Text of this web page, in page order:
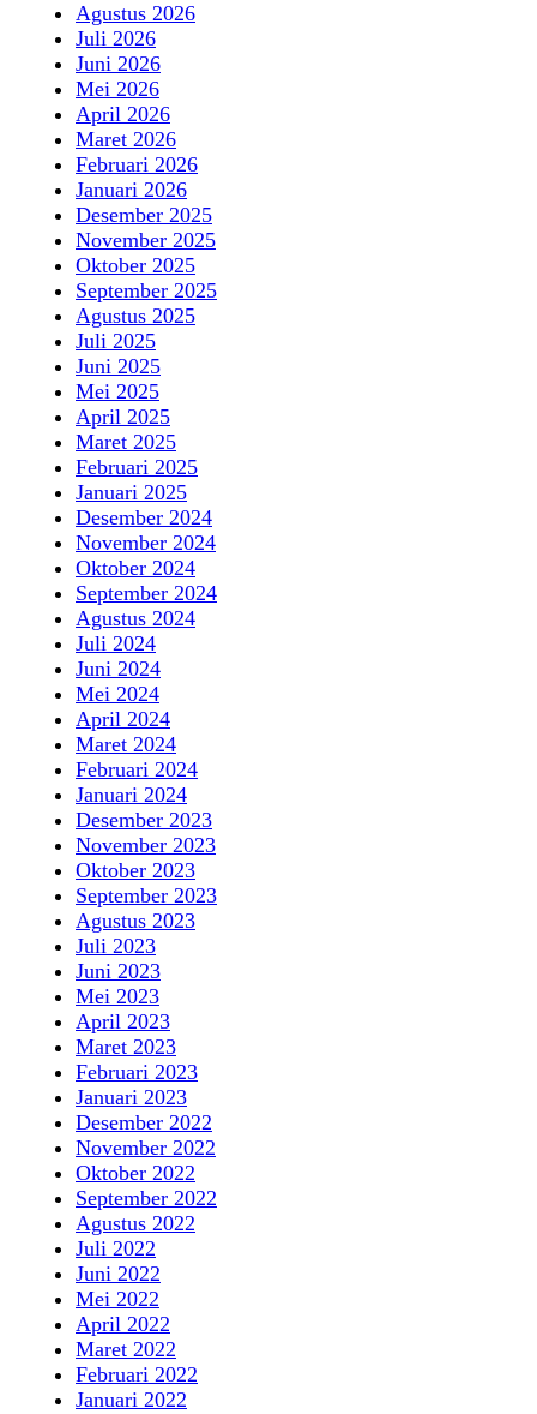
Agustus 2026
Juli 2026
Juni 2026
Mei 2026
April 2026
Maret 2026
Februari 2026
Januari 2026
Desember 2025
November 2025
Oktober 2025
September 2025
Agustus 2025
Juli 2025
Juni 2025
Mei 2025
April 2025
Maret 2025
Februari 2025
Januari 2025
Desember 2024
November 2024
Oktober 2024
September 2024
Agustus 2024
Juli 2024
Juni 2024
Mei 2024
April 2024
Maret 2024
Februari 2024
Januari 2024
Desember 2023
November 2023
Oktober 2023
September 2023
Agustus 2023
Juli 2023
Juni 2023
Mei 2023
April 2023
Maret 2023
Februari 2023
Januari 2023
Desember 2022
November 2022
Oktober 2022
September 2022
Agustus 2022
Juli 2022
Juni 2022
Mei 2022
April 2022
Maret 2022
Februari 2022
Januari 2022